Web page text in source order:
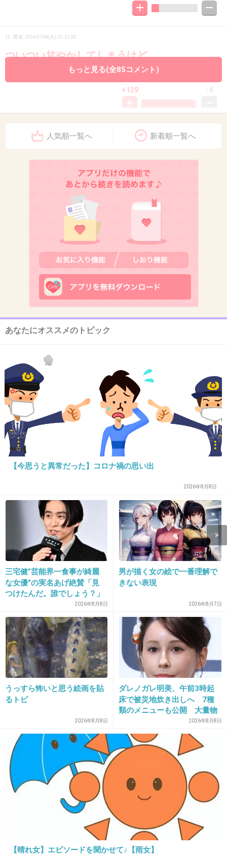
11. 匿名 2014/07/08(火) 22:12:02
ついつい甘やかしてしまうけど
本当は甘やかされたいのは私だったりする
+129 -4
2014/07/08(火) 22:12:04
本当に本当にお父さんは協力的な方が多いで
す！送り迎え、参観…etc。ご飯作れる方も多い
みたいだし、日曜の公園なんてパパいっぱいで
す。小学生のベルマークのお手伝いまでパパ登
場です。何もできないお父さんは恥ずかしい時
代です。逆に女が女らしい優しさみたいなもの
を忘れて行きそうで…強くて、稼げて、一人で
大丈夫！みたいな…笑。この記事みたいなお母
さん、私はすきですよ(((o(*ﾟ▽ﾟ*)o)))
+243
しすぎなきゃいいだけでしょ？
+17 -8
14. 匿名 2014/07/08(火) 22:12:57
交際中、二人だけの時間を大切にするのがダメ
ってどういうこと？
+152 -4
15. 匿名 2014/07/08(火) 22:12:59
>あえて対等に「今日はどっちが料理する？」
と聞いて刷り込んで行くと良い…
たしかに、私これやるからあなたはこれやって
ね〜と毎回言ってたら、それが自分の当番だと
認識してやるようになった。私はこれできな
い！と主張してると本当にそこは自発的にやっ
てくれたり
犬みたい。
+124 -3
イクメンって言葉、すっかり世間に定着してる
もっと見る(全85コメント)
人気順一覧へ 新着順一覧へ
あなたにオススメのトピック
【今思うと異常だった】コロナ禍の思い出
2026年8月8日
三宅健”芸能界一食事が綺麗
な女優”の実名あげ絶賛「見
つけたんだ。誰でしょう？」
2026年8月8日
男が描く女の絵で一番理解で
きない表現
2026年8月7日
うっすら怖いと思う絵画を貼
るトピ
2026年8月8日
ダレノガレ明美、午前3時起
床で被災地炊き出しへ 7種
類のメニューも公開 大量物
2026年8月8日
【晴れ女】エピソードを聞かせて♪【雨女】